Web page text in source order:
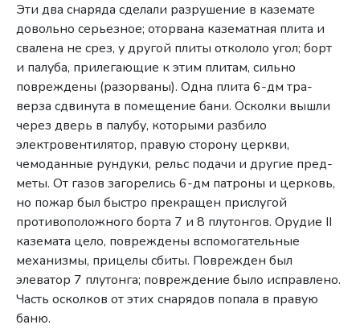
Эти два снаряда сделали разрушение в каземате
довольно серьезное; оторвана казематная плита и
свалена не срез, у дру­гой плиты откололо угол; борт
и палуба, прилегающие к этим плитам, сильно
повреждены (разорваны). Одна плита 6-дм тра­
верза сдвинута в помещение бани. Осколки вышли
через дверь в палубу, которыми разбило
электровентилятор, правую сторо­ну церкви,
чемоданные рундуки, рельс подачи и другие пред­
меты. От газов загорелись 6-дм патроны и церковь,
но пожар был быстро прекращен прислугой
противоположного борта 7 и 8 плутонгов. Орудие II
каземата цело, повреждены вспомога­тельные
механизмы, прицелы сбиты. Поврежден был
элеватор 7 плутонга; повреждение было исправлено.
Часть осколков от этих снарядов попала в правую
баню.